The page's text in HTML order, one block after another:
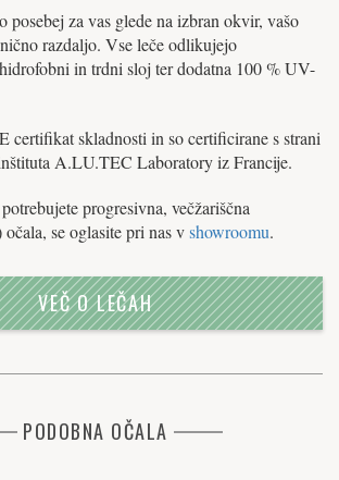
posebej za vas glede na izbran okvir, vašo
razdaljo. Vse leče odlikujejo
in trdni sloj ter dodatna 100 % UV-
certifikat skladnosti in so certificirane s strani
A.LU.TEC Laboratory iz Francije.
progresivna, večžariščna
se oglasite pri nas vshowroomu.
VEČ O LEČAH
PODOBNA OČALA